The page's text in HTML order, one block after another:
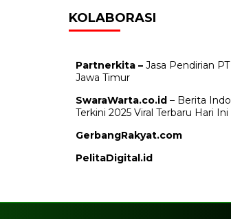
KOLABORASI
Partnerkita – Jasa Pendirian
Jawa Timur
SwaraWarta.co.id – Berita
Terkini 2025 Viral Terbaru Hari Ini
GerbangRakyat.com
PelitaDigital.id